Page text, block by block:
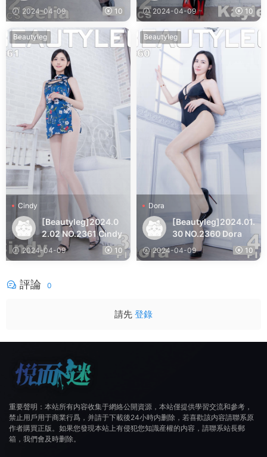
2024-04-09 10
r
2024-04-09 10
Beautyleg
Cindy
[Beautyleg]2024.0
2.02 NO.2361 Cindy
2024-04-09 10
Beautyleg
Dora
[Beautyleg]2024.01.
30 NO.2360 Dora
2024-04-09 10
評論 0
請先 登錄
重要聲明：本站所有内容收集于網絡公開資源，本站僅提供學習交流和參考，
禁止用戶用于商業行爲，并請于下載後24小時内删除，若喜歡該内容請聯系原
作者購買正版。如果您發現本站上有侵犯您知識産權的内容，請聯系站長郵
箱，我們會及時删除。